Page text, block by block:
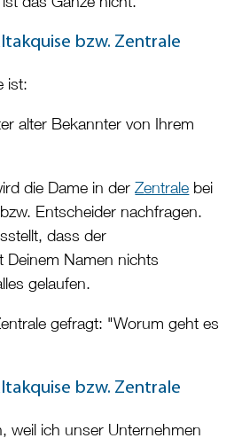
bzw. Zentrale
ist:
alter Bekannter von Ihrem
die Dame in derZentrale bei
Entscheider nachfragen.
dass der
Deinem Namen nichts
gelaufen.
gefragt: "Worum geht es
bzw. Zentrale
weil ich unser Unternehmen